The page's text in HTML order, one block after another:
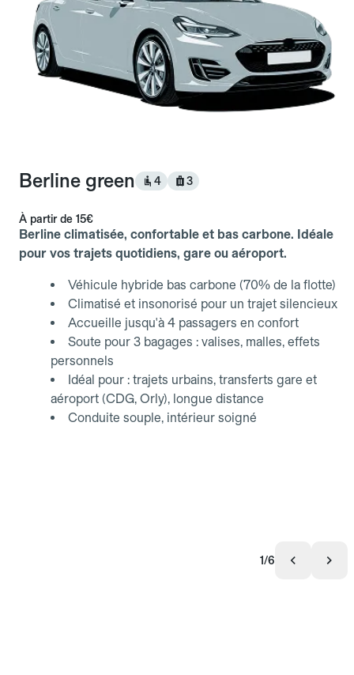
Berline green 4 3
À partir de 15€
Berline climatisée, confortable et bas carbone. Idéale
pour vos trajets quotidiens, gare ou aéroport.
Véhicule hybride bas carbone (70% de la flotte)
Climatisé et insonorisé pour un trajet silencieux
Accueille jusqu'à 4 passagers en confort
Soute pour 3 bagages : valises, malles, effets
personnels
Idéal pour : trajets urbains, transferts gare et
aéroport (CDG, Orly), longue distance
Conduite souple, intérieur soigné
1/6